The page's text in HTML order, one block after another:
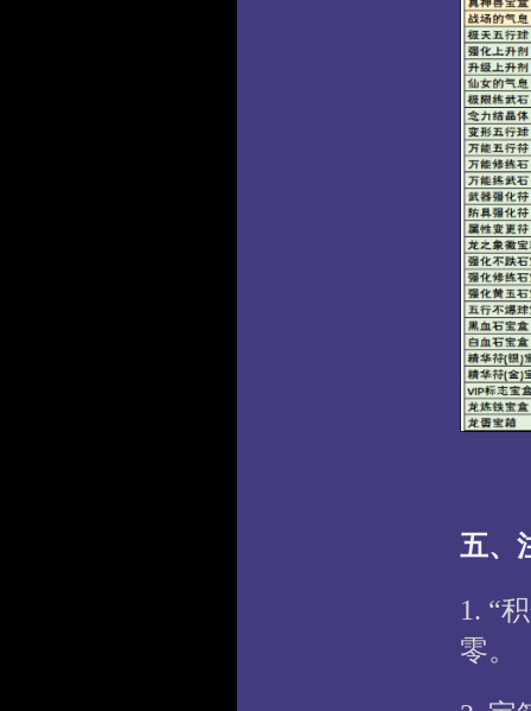
五、
1. “
零。